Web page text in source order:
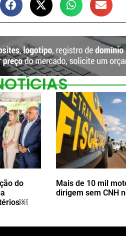
do
Mais de 10 mil
dirigem sem CNH